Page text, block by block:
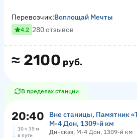
≈ 2100 руб.
Перевозчик:Воплощай Мечты
4.2 280 отзывов
В пределах станции
20:40
Вне станицы, Памятник
М-4 Дон, 1309-й км
Динская, М-4 Дон, 1309-й км
10 ч 35 м
в пути